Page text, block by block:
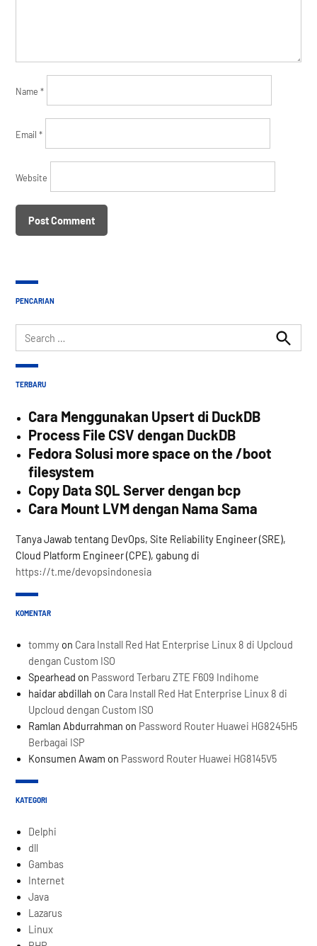
Name*
Email*
Website
PENCARIAN
Search
for:
Search
TERBARU
Cara Menggunakan Upsert di DuckDB
Process File CSV dengan DuckDB
Fedora Solusi more space on the /boot
filesystem
Copy Data SQL Server dengan bcp
Cara Mount LVM dengan Nama Sama
Tanya Jawab tentang DevOps, Site Reliability Engineer (SRE),
Cloud Platform Engineer (CPE), gabung di
https://t.me/devopsindonesia
KOMENTAR
tommy on Cara Install Red Hat Enterprise Linux 8 di Upcloud
dengan Custom ISO
Spearhead on Password Terbaru ZTE F609 Indihome
haidar abdillah on Cara Install Red Hat Enterprise Linux 8 di
Upcloud dengan Custom ISO
Ramlan Abdurrahman on Password Router Huawei HG8245H5
Berbagai ISP
Konsumen Awam on Password Router Huawei HG8145V5
KATEGORI
Delphi
dll
Gambas
Internet
Java
Lazarus
Linux